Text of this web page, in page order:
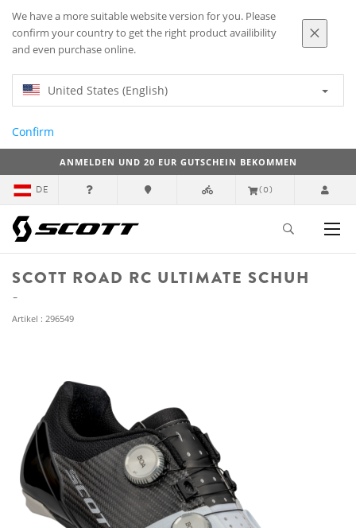
We have a more suitable website version for you. Please
confirm your country to get the right product availibility
and even purchase online.
United States (English)
Confirm
ANMELDEN UND 20 EUR GUTSCHEIN BEKOMMEN
DE (0)
SCOTT ROAD RC ULTIMATE SCHUH
Artikel : 296549